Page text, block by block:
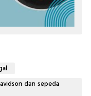
dan sepeda